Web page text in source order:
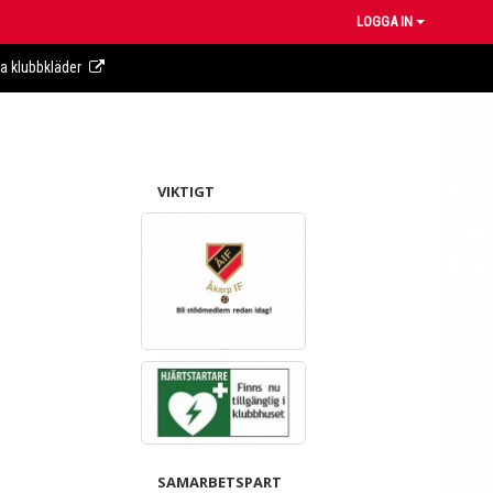
LOGGA IN
klubbkläder
VIKTIGT
SAMARBETSPART